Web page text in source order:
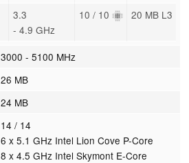
3.3
- 4.9 GHz
10 / 10 20 MB L3
3000 - 5100 MHz
26 MB
24 MB
14 / 14
6 x 5.1 GHz Intel Lion Cove P-Core
8 x 4.5 GHz Intel Skymont E-Core